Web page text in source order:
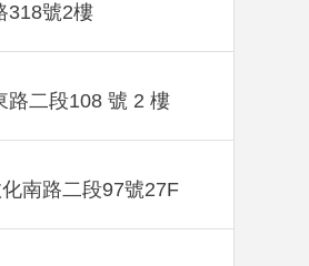
318號2樓
路二段108 號 2 樓
南路二段97號27F